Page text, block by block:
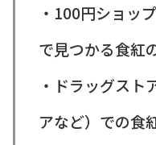
・100円ショッ
で見つかる食紅
・ドラッグスト
アなど）での食